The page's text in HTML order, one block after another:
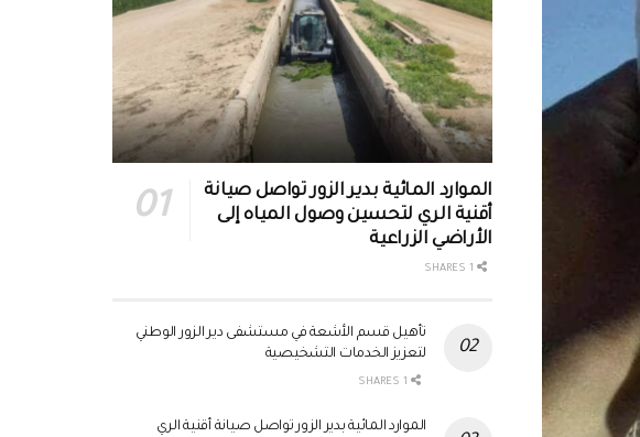
الموارد المائية بدير الزور تواصل صيانة
أقنية الري لتحسين وصول المياه إلى
الأراضي الزراعية
تأهيل قسم الأشعة في مستشفى دير الزور الوطني
لتعزيز الخدمات التشخيصية
الموارد المائية بدير الزور تواصل صيانة أقنية الري